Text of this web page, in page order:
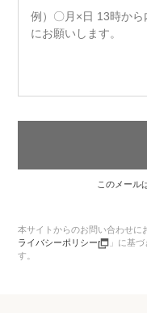
このメール
本サイトからのお問い合わせに
ライバシーポリシー
」に基
す。